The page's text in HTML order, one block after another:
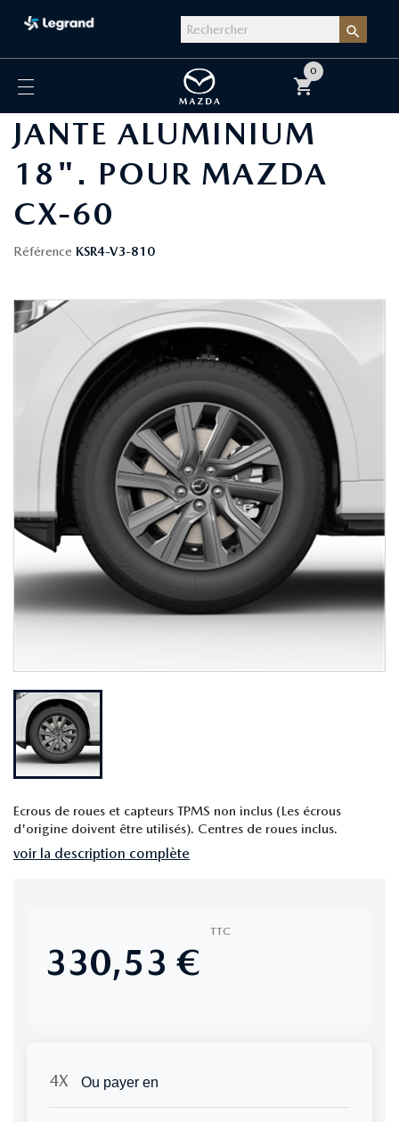

shopping_cart
0
JANTE ALUMINIUM
18". POUR MAZDA
CX-60
Référence KSR4-V3-810
Ecrous de roues et capteurs TPMS non inclus (Les écrous
d'origine doivent être utilisés). Centres de roues inclus.
voir la description complète
330,53 €
TTC
Ou payer en